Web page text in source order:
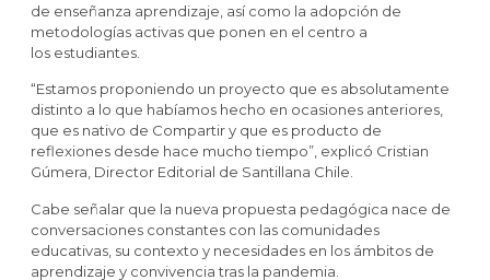
de enseñanza aprendizaje, así como la adopción de
metodologías activas que ponen en el centro a
los estudiantes.
“Estamos proponiendo un proyecto que es absolutamente
distinto a lo que habíamos hecho en ocasiones anteriores,
que es nativo de Compartir y que es producto de
reflexiones desde hace mucho tiempo”, explicó Cristian
Gúmera, Director Editorial de Santillana Chile.
Cabe señalar que la nueva propuesta pedagógica nace de
conversaciones constantes con las comunidades
educativas, su contexto y necesidades en los ámbitos de
aprendizaje y convivenciatras la pandemia.